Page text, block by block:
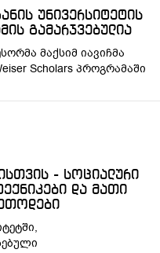
უნივერსიტეტის
გამარჯვებულია
მაქსიმ იავიჩმა
Scholars პროგრამაში
- სოციალური
და მათი